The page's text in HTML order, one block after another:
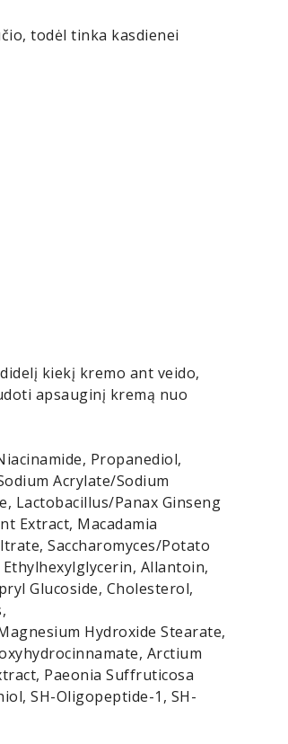
todėl tinka kasdienei
kiekį kremo ant veido,
apsauginį kremą nuo
Propanediol,
Acrylate/Sodium
Lactobacillus/Panax Ginseng
Extract, Macadamia
Saccharomyces/Potato
Allantoin,
Glucoside, Cholesterol,
Hydroxide Stearate,
Arctium
Paeonia Suffruticosa
SH-Oligopeptide-1, SH-